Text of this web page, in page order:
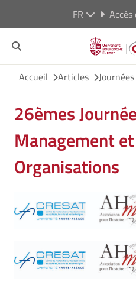
FR
Accueil Articles
26èmes
Management
Organisations